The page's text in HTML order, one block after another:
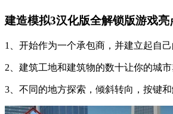
建造模拟3汉化版全解锁版游戏亮
1、开始作为一个承包商，并建立起自己
2、建筑工地和建筑物的数十让你的城市
3、不同的地方探索，倾斜转向，按键和